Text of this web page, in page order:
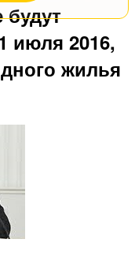
июля 2016,
жилья